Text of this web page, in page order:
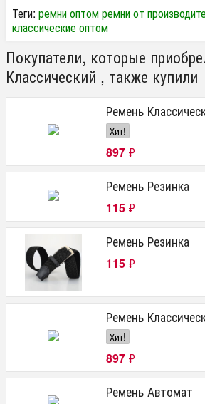
Теги: ремни оптомремни от
классические оптом
Покупатели, которые
Классический , также купили
Ремень
Хит!
897 ₽
Ремень Резинка
115 ₽
Ремень Резинка
115 ₽
Ремень
Хит!
897 ₽
Ремень Автомат